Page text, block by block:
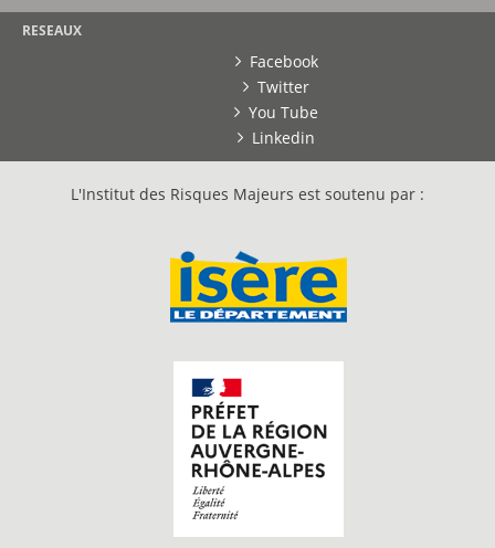
RESEAUX
Facebook
Twitter
You Tube
Linkedin
L'Institut des Risques Majeurs est soutenu par :